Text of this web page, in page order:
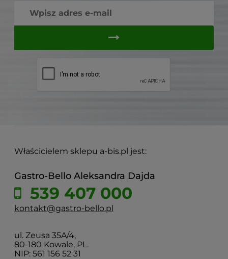
Właścicielem sklepu a-bis.pl jest:
Gastro-Bello Aleksandra Dajda
539 407 000
kontakt@gastro-bello.pl
ul. Zeusa 35A/4,
80-180 Kowale, PL.
NIP: 561 156 52 31